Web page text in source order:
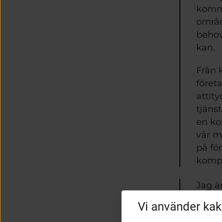
kan.
Från
en
vår
på
Jag
Vi använder